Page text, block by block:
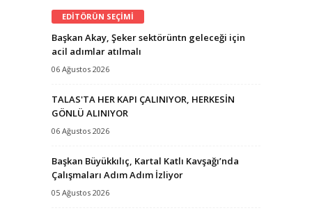
EDİTÖRÜN SEÇİMİ
Başkan Akay, Şeker sektörüntn geleceği için
acil adımlar atılmalı
06 Ağustos 2026
TALAS'TA HER KAPI ÇALINIYOR, HERKESİN
GÖNLÜ ALINIYOR
06 Ağustos 2026
Başkan Büyükkılıç, Kartal Katlı Kavşağı’nda
Çalışmaları Adım Adım İzliyor
05 Ağustos 2026